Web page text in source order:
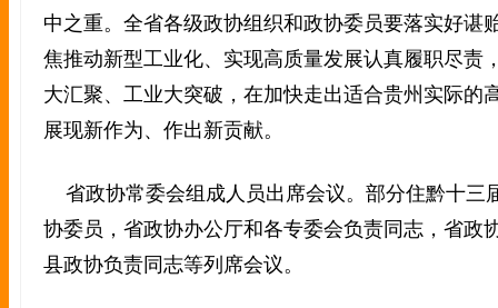
中之重。全省各级政协组织和政协委员要落实好谌
焦推动新型工业化、实现高质量发展认真履职尽责
大汇聚、工业大突破，在加快走出适合贵州实际的
展现新作为、作出新贡献。
省政协常委会组成人员出席会议。部分住黔十三
协委员，省政协办公厅和各专委会负责同志，省政
县政协负责同志等列席会议。